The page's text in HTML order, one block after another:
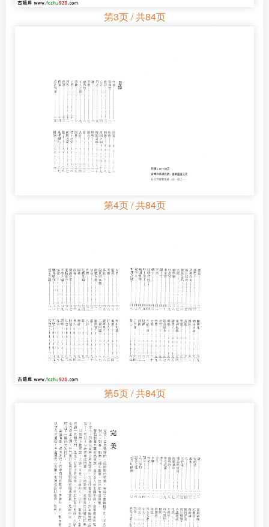
第3页 / 共84页
第4页 / 共84页
第5页 / 共84页